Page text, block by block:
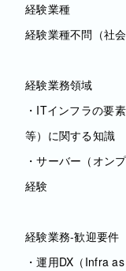
経験業種
経験業種不問（社
経験業務領域
・ITインフラの要
等）に関する知識
・サーバー（オン
経験
経験業務-歓迎要件
・運用DX（Infra